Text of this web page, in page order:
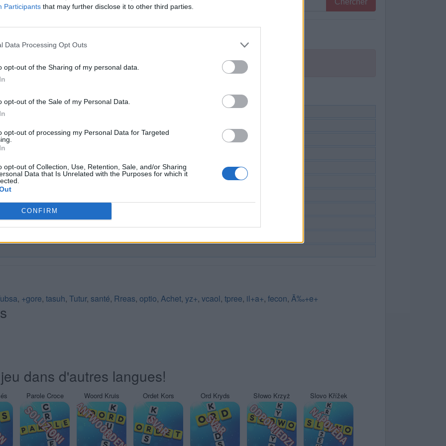
Participants that may further disclose it to other third parties.
Data Processing Opt Outs
opt-out of the Sharing of my personal data.
opt-out of the Sale of my Personal Data.
opt-out of processing my Personal Data for Targeted
opt-out of Collection, Use, Retention, Sale, and/or Sharing
Data that Is Unrelated with the Purposes for which it
CONFIRM
Sélectionnez votre puzzle:
, +gore, tasuh, Tutur, santé, Rreas, optio, Achet, yz+, vcaol, tpree, il+a+, fecon, Ã‰+e+
dans d'autres langues!
Parole Croce Woord Kruis Ordet Kors Ord Kryds Słowo Krzyż Slovo Křížek